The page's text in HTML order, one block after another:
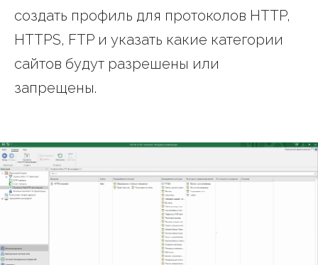
создать профиль для протоколов HTTP,
HTTPS, FTP и указать какие категории
сайтов будут разрешены или
запрещены.